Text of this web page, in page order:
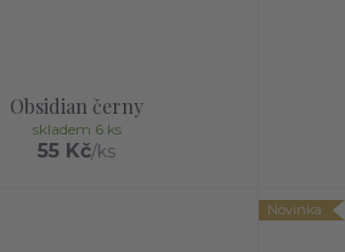
Obsidian černy
55 Kč/ks
skladem 6 ks
Novinka